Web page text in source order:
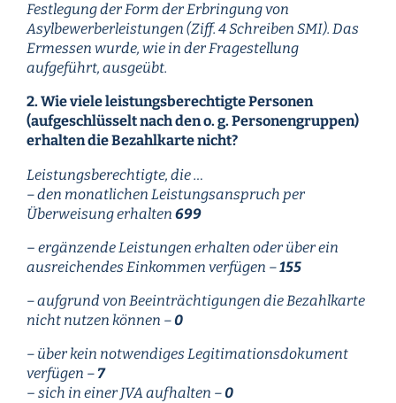
Festlegung der Form der Erbringung von
Asylbewerberleistungen (Ziff. 4 Schreiben SMI). Das
Ermessen wurde, wie in der Fragestellung
aufgeführt, ausgeübt.
2. Wie viele leistungsberechtigte Personen
(aufgeschlüsselt nach den o. g. Personengruppen)
erhalten die Bezahlkarte nicht?
Leistungsberechtigte, die …
– den monatlichen Leistungsanspruch per
Überweisung erhalten 699
– ergänzende Leistungen erhalten oder über ein
ausreichendes Einkommen verfügen –155
– aufgrund von Beeinträchtigungen die Bezahlkarte
nicht nutzen können –0
– über kein notwendiges Legitimationsdokument
verfügen – 7
– sich in einer JVA aufhalten –0